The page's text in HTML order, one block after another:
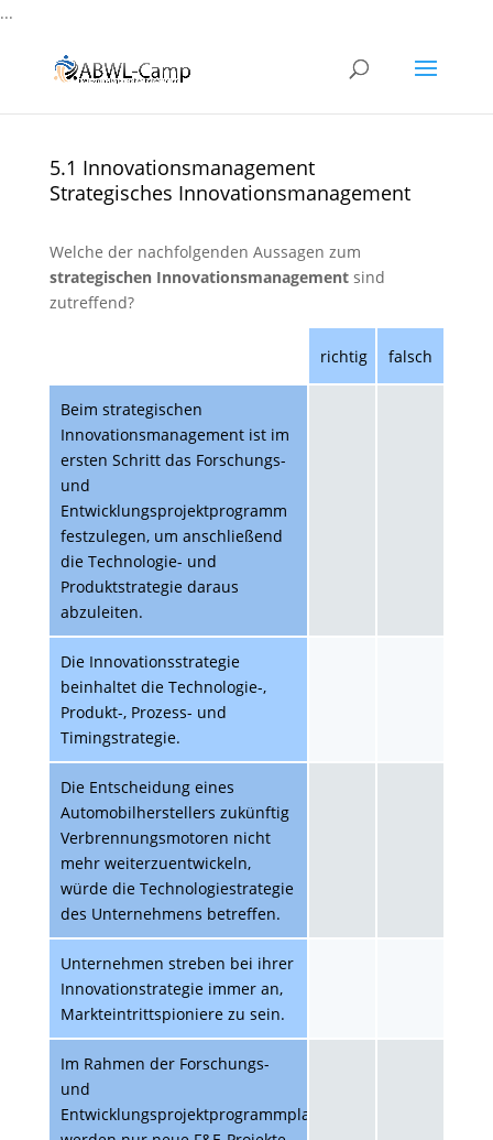
...
5.1 Innovationsmanagement
Strategisches Innovationsmanagement
Welche der nachfolgenden Aussagen zum
strategischen Innovationsmanagementsind
zutreffend?
richtig falsch
Beim strategischen
Innovationsmanagement ist im
ersten Schritt das Forschungs-
und
Entwicklungsprojektprogramm
festzulegen, um anschließend
die Technologie- und
Produktstrategie daraus
abzuleiten.
Die Innovationsstrategie
beinhaltet die Technologie-,
Produkt-, Prozess- und
Timingstrategie.
Die Entscheidung eines
Automobilherstellers zukünftig
Verbrennungsmotoren nicht
mehr weiterzuentwickeln,
würde die Technologiestrategie
des Unternehmens betreffen.
Unternehmen streben bei ihrer
Innovationstrategie immer an,
Markteintrittspioniere zu sein.
Im Rahmen der Forschungs-
und
Entwicklungsprojektprogrammplanung